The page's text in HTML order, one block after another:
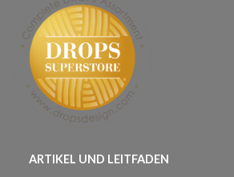
ARTIKEL UND LEITFADEN